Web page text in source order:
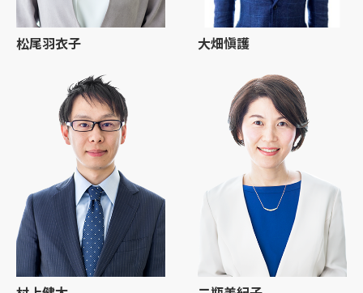
松尾羽衣子 大畑愼護